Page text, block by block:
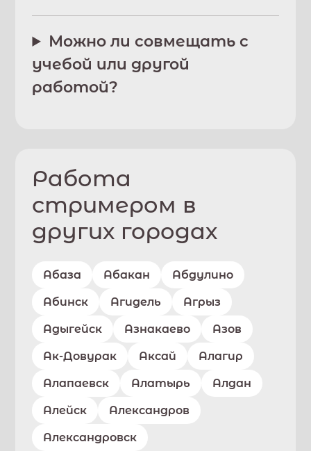
Можно ли совмещать с
учебой или другой
работой?
Работа
стримером в
других городах
Абаза Абакан Абдулино
Абинск Агидель Агрыз
Адыгейск Азнакаево Азов
Ак-Довурак Аксай Алагир
Алапаевск Алатырь Алдан
Алейск Александров
Александровск